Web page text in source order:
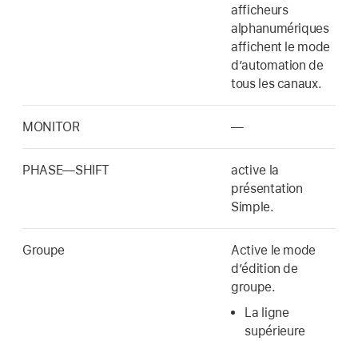
afficheurs
alphanumériques
affichent le mode
d’automation de
tous les canaux.
MONITOR —
PHASE—SHIFT
active la
présentation
Simple.
Groupe
Active le mode
d’édition de
groupe.
La ligne
supérieure